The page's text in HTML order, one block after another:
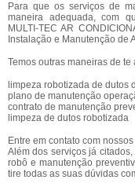
Para que os serviços de
maneira adequada, com
MULTI-TEC AR
Instalação e Manutenção de
Temos outras maneiras de
limpeza robotizada de dutos
plano de manutenção
contrato de manutenção
limpeza de dutos robotizada
Entre em contato com
Além dos serviços já
robô e manutenção
tire todas as suas dúvidas